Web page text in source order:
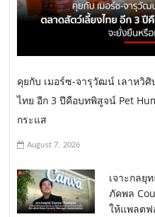
คุยกับ เมอร์ซ-จารุวัฒน์ เลาหวิ
ไทย อีก 3 ปีคือบทพิสูจน์ Pet
กระแส
August 7, 2026
เจาะกลยุ
ภัคพล
ให้แพลตฟ